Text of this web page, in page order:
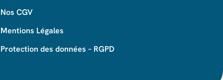
Nos CGV
Mentions Légales
Protection des données – RGPD